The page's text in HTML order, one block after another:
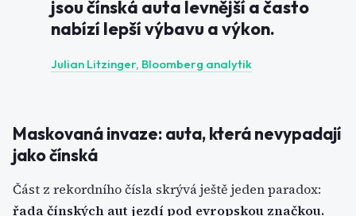
jsou čínská auta levnější a často
nabízí lepší výbavu a výkon.
Julian Litzinger, Bloomberg analytik
Maskovaná invaze: auta, která nevypadají
jako čínská
Část z rekordního čísla skrývá ještě jeden paradox:
řada čínských aut jezdí pod evropskou značkou.